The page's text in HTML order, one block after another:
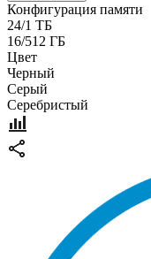
Конфигурация памяти
24/1 ТБ
16/512 ГБ
Цвет
Черный
Серый
Серебристый